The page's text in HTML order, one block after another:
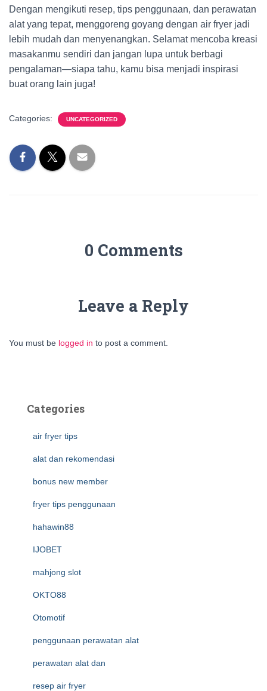
Dengan mengikuti resep, tips penggunaan, dan perawatan
alat yang tepat, menggoreng goyang dengan air fryer jadi
lebih mudah dan menyenangkan. Selamat mencoba kreasi
masakanmu sendiri dan jangan lupa untuk berbagi
pengalaman—siapa tahu, kamu bisa menjadi inspirasi
buat orang lain juga!
Categories: UNCATEGORIZED
0 Comments
Leave a Reply
You must be logged in to post a comment.
Categories
air fryer tips
alat dan rekomendasi
bonus new member
fryer tips penggunaan
hahawin88
IJOBET
mahjong slot
OKTO88
Otomotif
penggunaan perawatan alat
perawatan alat dan
resep air fryer